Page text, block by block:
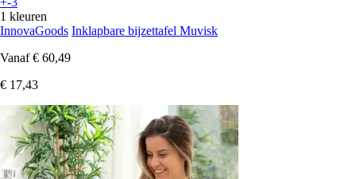
1 kleuren
InnovaGoods Inklapbare bijzettafel Muvisk
Vanaf € 60,49
€ 17,43